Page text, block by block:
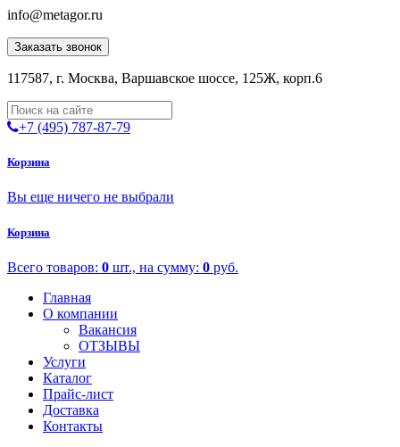
info@metagor.ru
Заказать звонок
117587, г. Москва, Варшавское шоссе, 125Ж, корп.6
+7 (495) 787-87-79
Корзина
Вы еще ничего не выбрали
Корзина
Всего товаров: 0 шт., на сумму: 0 руб.
Главная
О компании
Вакансия
ОТЗЫВЫ
Услуги
Каталог
Прайс-лист
Доставка
Контакты